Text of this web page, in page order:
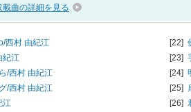
載曲の詳細を見る
西村 由紀江
紀江
/西村 由紀江
/西村 由紀江
江
[22]
[23]
[24]
[25]
[26]